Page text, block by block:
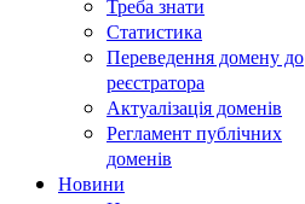
Треба знати
Статистика
Переведення домену до
реєстратора
Актуалізація доменів
Регламент публічних
доменів
Новини